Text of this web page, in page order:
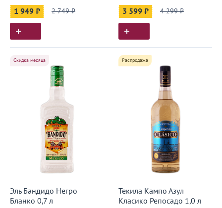
1 949 ₽ 2 749 ₽ 3 599 ₽ 4 299 ₽
Скидка месяца
Эль Бандидо Негро
Бланко 0,7 л
Распродажа
Текила Кампо Азул
Класико Репосадо 1,0 л